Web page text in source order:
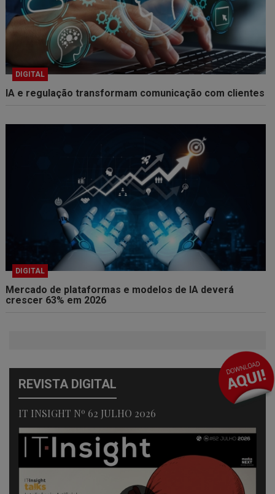
DIGITAL
IA e regulação transformam comunicação com clientes
DIGITAL
Mercado de plataformas e modelos de IA deverá
crescer 63% em 2026
REVISTA DIGITAL
IT INSIGHT Nº 62 JULHO 2026